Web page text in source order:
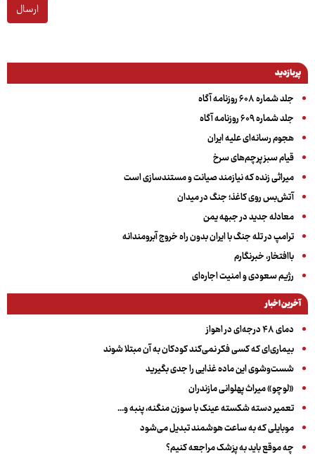
ارسال
پربازدید
جلد شماره ۶۰۸ روزنامه آگاه
جلد شماره ۶۰۹ روزنامه آگاه
هجوم رسانه‌ای علیه ایران
قیام سبز پرچم‌های سرخ
میراثی زنده که نیازمند صیانت و مستندسازی است
آتش‌بس روی کاغذ؛ جنگ در میدان
معادله جدید در جبهه یمن
ترامپ در تله جنگ با ایران بدون راه خروج آبرومندانه
باافتخار، خبرنگارم
رژیم سعودی و امنیت اجاره‌ای
آخرین اخبار
دمای ۴۸ درجه‌ای در اهواز
بیماری‌ای که کسی فکر نمی‌کند کودکان به آن مبتلا شوند
شست‌وشوی این ماده غذایی را جدی بگیرید
«لوچو» میراث پهلوانی مازندران
تعمیر دسته شکسته عینک با سوزن منگنه، پنبه و...
موبایلی که به ساعت هوشمند تبدیل می‌شود
چه موقع باید به پزشک مراجعه کنیم؟